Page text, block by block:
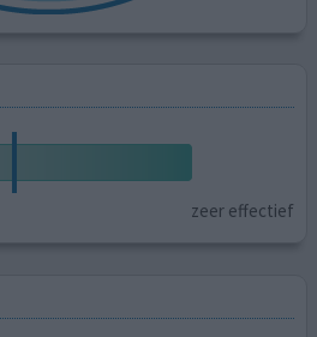
zeer effectief